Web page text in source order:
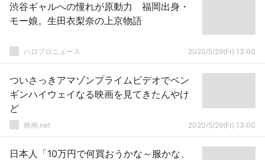
渋谷ギャルへの憧れが原動力 福岡出身・
モー娘。生田衣梨奈の上京物語
ハロプロニュース 2020/5/29(Fr) 13:00
ついさっきアマゾンプライムビデオでペン
ギンハイウェイなる映画を見てきたんやけ
ど
映画.net 2020/5/29(Fr) 13:00
日本人「10万円で何買おうかな～服かな、